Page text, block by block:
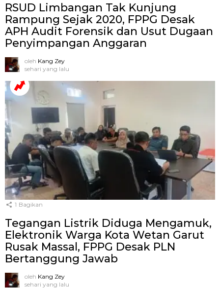
RSUD Limbangan Tak Kunjung
Rampung Sejak 2020, FPPG Desak
APH Audit Forensik dan Usut Dugaan
Penyimpangan Anggaran
oleh Kang Zey
sehari yang lalu
1 Bagikan
Tegangan Listrik Diduga Mengamuk,
Elektronik Warga Kota Wetan Garut
Rusak Massal, FPPG Desak PLN
Bertanggung Jawab
oleh Kang Zey
sehari yang lalu